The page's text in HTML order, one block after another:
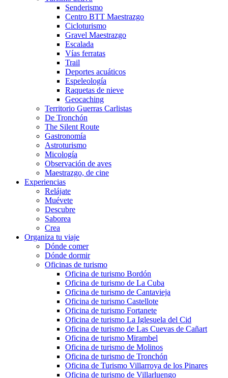
Senderismo
Centro BTT Maestrazgo
Cicloturismo
Gravel Maestrazgo
Escalada
Vías ferratas
Trail
Deportes acuáticos
Espeleología
Raquetas de nieve
Geocaching
Territorio Guerras Carlistas
De Tronchón
The Silent Route
Gastronomía
Astroturismo
Micología
Observación de aves
Maestrazgo, de cine
Experiencias
Relájate
Muévete
Descubre
Saborea
Crea
Organiza tu viaje
Dónde comer
Dónde dormir
Oficinas de turismo
Oficina de turismo Bordón
Oficina de turismo de La Cuba
Oficina de turismo de Cantavieja
Oficina de turismo Castellote
Oficina de turismo Fortanete
Oficina de turismo La Iglesuela del Cid
Oficina de turismo de Las Cuevas de Cañart
Oficina de turismo Mirambel
Oficina de turismo de Molinos
Oficina de turismo de Tronchón
Oficina de Turismo Villarroya de los Pinares
Oficina de turismo de Villarluengo